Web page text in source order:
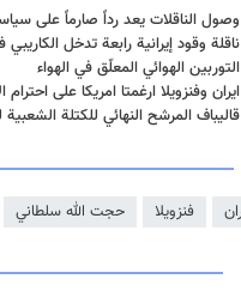
وصول الناقلات يعد رداً صارماً على
ناقلة وقود إيرانية رابعة تدخل الكاريبي
التوربين الهوائي المعلّق في الهواء
ايران وفنزويلا ارغمتا امريكا على احترام
قاليباف المرشح النهائي للكتلة الشعبية
فنزويلا حجت الله سلطاني